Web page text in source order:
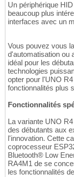
Un périphérique
beaucoup plus
interfaces avec un
Vous pouvez vous
d'automatisation ou
idéal pour les
technologies
opter pour l'UNO
fonctionnalités plus
Fonctionnalités
La variante UNO
des débutants aux
l'innovation. Cette
coprocesseur
Bluetooth® Low
RA4M1 de se
les fonctionnalités